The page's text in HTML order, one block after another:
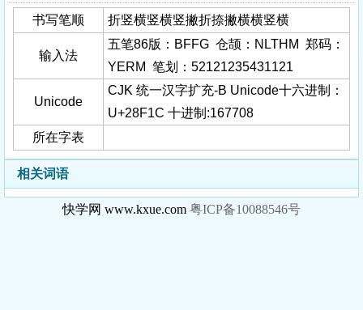
书写笔顺 折竖横竖横竖撇折捺撇横横竖横
输入法
五笔86版：BFFG 仓颉：NLTHM 郑码：
YERM 笔划：52121235431121
Unicode
CJK 统一汉字扩充-B Unicode十六进制：
U+28F1C 十进制:167708
所在字表
相关词语
快学网 www.kxue.com 粤ICP备10088546号